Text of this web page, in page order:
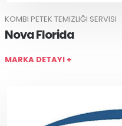
KOMBI PETEK TEMIZLIĞI SERVISI
Nova Florida
MARKA DETAYI +